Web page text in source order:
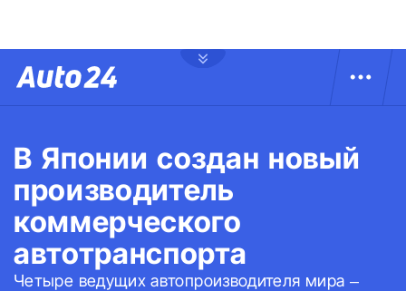
В Японии создан новый
производитель
коммерческого
автотранспорта
Четыре ведущих автопроизводителя мира –